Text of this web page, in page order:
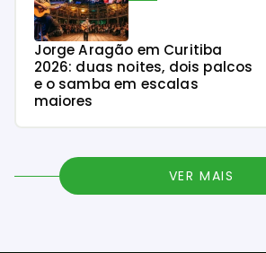
Jorge Aragão em Curitiba
2026: duas noites, dois palcos
e o samba em escalas
maiores
VER MAIS